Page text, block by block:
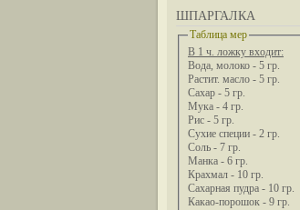
ШПАРГАЛКА
Таблица мер
В 1 ч. ложку входит:
Вода, молоко - 5 гр.
Растит. масло - 5 гр.
Сахар - 5 гр.
Мука - 4 гр.
Рис - 5 гр.
Сухие специи - 2 гр.
Соль - 7 гр.
Манка - 6 гр.
Крахмал - 10 гр.
Сахарная пудра - 10 гр.
Какао-порошок - 9 гр.